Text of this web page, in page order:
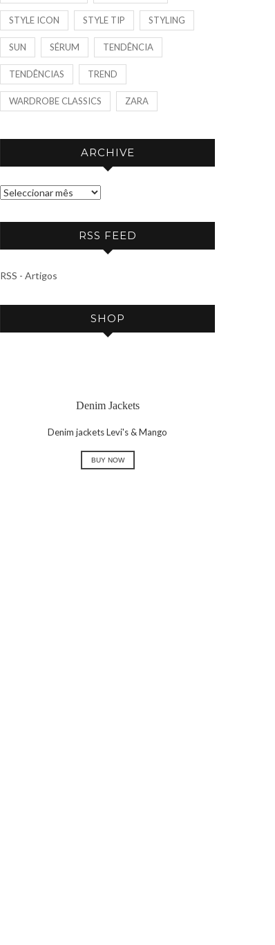
STYLE ICON STYLE TIP STYLING
SUN SÉRUM TENDÊNCIA
TENDÊNCIAS TREND
WARDROBE CLASSICS ZARA
ARCHIVE
A
V
RSS FEED
RSS - Artigos
SHOP
Denim Jackets
Denim jackets Levi's & Mango
BUY NOW